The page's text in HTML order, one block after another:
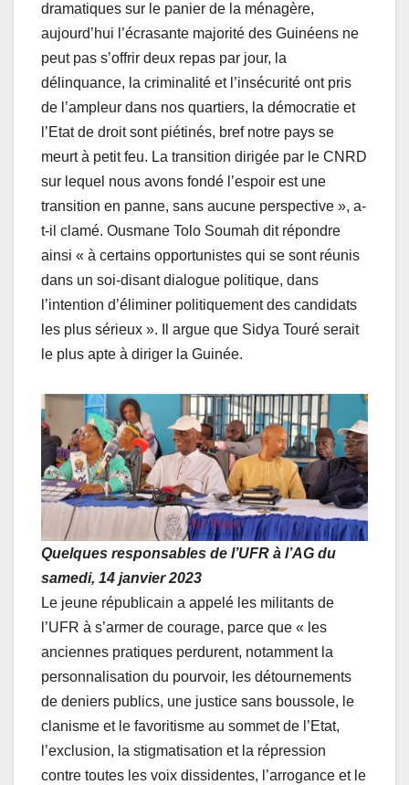
dramatiques sur le panier de la ménagère,
aujourd’hui l’écrasante majorité des Guinéens ne
peut pas s’offrir deux repas par jour, la
délinquance, la criminalité et l’insécurité ont pris
de l’ampleur dans nos quartiers, la démocratie et
l’Etat de droit sont piétinés, bref notre pays se
meurt à petit feu. La transition dirigée par le CNRD
sur lequel nous avons fondé l’espoir est une
transition en panne, sans aucune perspective », a-
t-il clamé. Ousmane Tolo Soumah dit répondre
ainsi « à certains opportunistes qui se sont réunis
dans un soi-disant dialogue politique, dans
l’intention d’éliminer politiquement des candidats
les plus sérieux ». Il argue que Sidya Touré serait
le plus apte à diriger la Guinée.
Quelques responsables de l’UFR à l’AG du
samedi, 14 janvier 2023
Le jeune républicain a appelé les militants de
l’UFR à s’armer de courage, parce que « les
anciennes pratiques perdurent, notamment la
personnalisation du pourvoir, les détournements
de deniers publics, une justice sans boussole, le
clanisme et le favoritisme au sommet de l’Etat,
l’exclusion, la stigmatisation et la répression
contre toutes les voix dissidentes, l’arrogance et le